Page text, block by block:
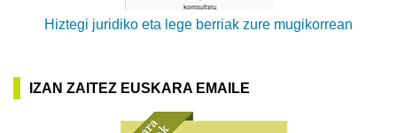
Hiztegi juridiko eta lege berriak zure mugikorrean
IZAN ZAITEZ EUSKARA EMAILE